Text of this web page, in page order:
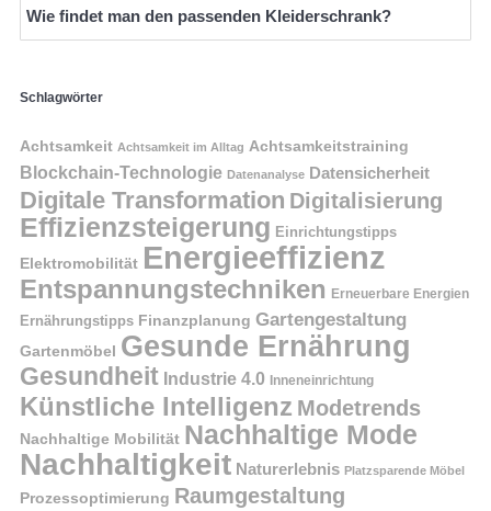
Wie findet man den passenden Kleiderschrank?
Schlagwörter
Achtsamkeit Achtsamkeit im Alltag Achtsamkeitstraining
Blockchain-Technologie Datenanalyse Datensicherheit
Digitale Transformation Digitalisierung
Effizienzsteigerung Einrichtungstipps
Elektromobilität Energieeffizienz
Entspannungstechniken Erneuerbare Energien
Ernährungstipps Finanzplanung Gartengestaltung
Gartenmöbel Gesunde Ernährung
Gesundheit Industrie 4.0 Inneneinrichtung
Künstliche Intelligenz Modetrends
Nachhaltige Mobilität Nachhaltige Mode
Nachhaltigkeit Naturerlebnis Platzsparende Möbel
Prozessoptimierung Raumgestaltung